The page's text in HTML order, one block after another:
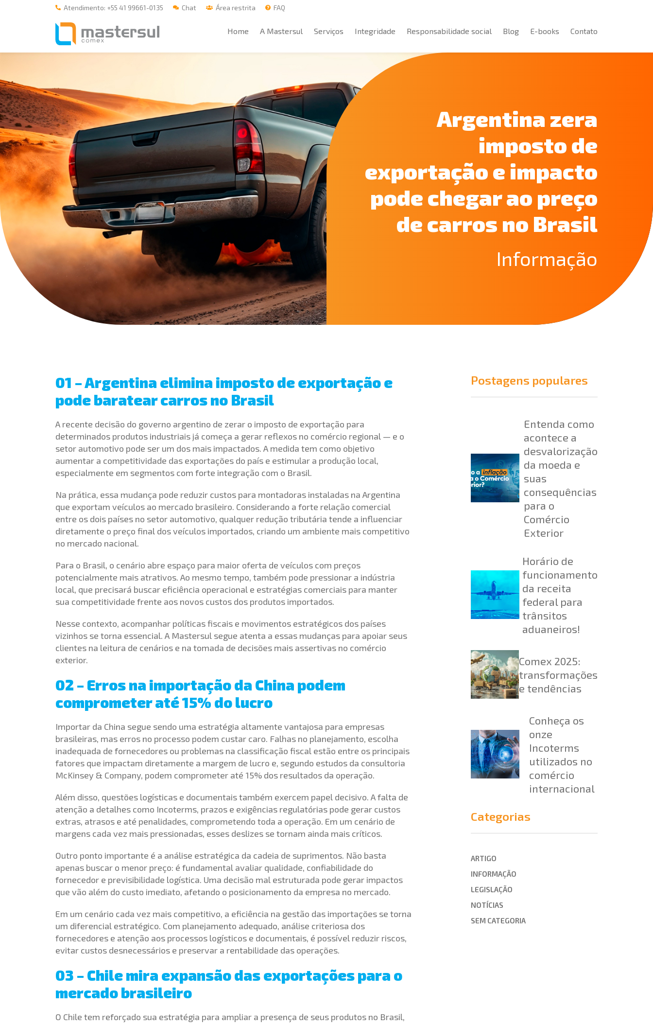
Atendimento: +55 41 99661-0135 Chat Área restrita FAQ
Home A Mastersul Serviços Integridade Responsabilidade social Blog E-books Contato
A Mastersul
Serviços
Integridade
Responsabilidade social
Blog
E-books
Contato
Argentina zera
imposto de
exportação e impacto
pode chegar ao preço
de carros no Brasil
Informação
01 – Argentina elimina imposto de exportação e
pode baratear carros no Brasil
A recente decisão do governo argentino de zerar o imposto de exportação para
determinados produtos industriais já começa a gerar reflexos no comércio regional — e o
setor automotivo pode ser um dos mais impactados. A medida tem como objetivo
aumentar a competitividade das exportações do país e estimular a produção local,
especialmente em segmentos com forte integração com o Brasil.
Na prática, essa mudança pode reduzir custos para montadoras instaladas na Argentina
que exportam veículos ao mercado brasileiro. Considerando a forte relação comercial
entre os dois países no setor automotivo, qualquer redução tributária tende a influenciar
diretamente o preço final dos veículos importados, criando um ambiente mais competitivo
no mercado nacional.
Para o Brasil, o cenário abre espaço para maior oferta de veículos com preços
potencialmente mais atrativos. Ao mesmo tempo, também pode pressionar a indústria
local, que precisará buscar eficiência operacional e estratégias comerciais para manter
sua competitividade frente aos novos custos dos produtos importados.
Nesse contexto, acompanhar políticas fiscais e movimentos estratégicos dos países
vizinhos se torna essencial. A Mastersul segue atenta a essas mudanças para apoiar seus
clientes na leitura de cenários e na tomada de decisões mais assertivas no comércio
exterior.
02 – Erros na importação da China podem
comprometer até 15% do lucro
Importar da China segue sendo uma estratégia altamente vantajosa para empresas
brasileiras, mas erros no processo podem custar caro. Falhas no planejamento, escolha
inadequada de fornecedores ou problemas na classificação fiscal estão entre os principais
fatores que impactam diretamente a margem de lucro e, segundo estudos da consultoria
McKinsey & Company, podem comprometer até 15% dos resultados da operação.
Além disso, questões logísticas e documentais também exercem papel decisivo. A falta de
atenção a detalhes como Incoterms, prazos e exigências regulatórias pode gerar custos
extras, atrasos e até penalidades, comprometendo toda a operação. Em um cenário de
margens cada vez mais pressionadas, esses deslizes se tornam ainda mais críticos.
Outro ponto importante é a análise estratégica da cadeia de suprimentos. Não basta
apenas buscar o menor preço: é fundamental avaliar qualidade, confiabilidade do
fornecedor e previsibilidade logística. Uma decisão mal estruturada pode gerar impactos
que vão além do custo imediato, afetando o posicionamento da empresa no mercado.
Em um cenário cada vez mais competitivo, a eficiência na gestão das importações se torna
um diferencial estratégico. Com planejamento adequado, análise criteriosa dos
fornecedores e atenção aos processos logísticos e documentais, é possível reduzir riscos,
evitar custos desnecessários e preservar a rentabilidade das operações.
03 – Chile mira expansão das exportações para o
mercado brasileiro
O Chile tem reforçado sua estratégia para ampliar a presença de seus produtos no Brasil,
Postagens populares
Entenda como
acontece a
desvalorização
da moeda e
suas
consequências
para o
Comércio
Exterior
Horário de
funcionamento
da receita
federal para
trânsitos
aduaneiros!
Comex 2025:
transformações
e tendências
Conheça os
onze
Incoterms
utilizados no
comércio
internacional
Categorias
ARTIGO
INFORMAÇÃO
LEGISLAÇÃO
NOTÍCIAS
SEM CATEGORIA